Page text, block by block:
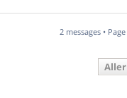
2 messages • Page
Aller